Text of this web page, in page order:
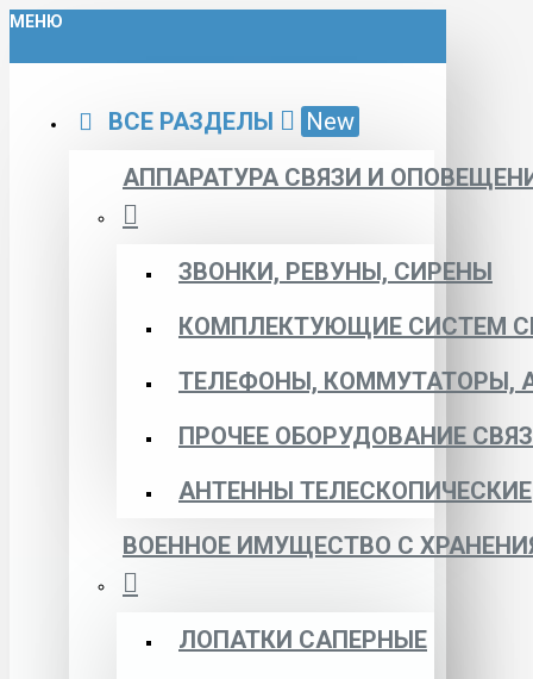
МЕНЮ
ВСЕ РАЗДЕЛЫ
New
АППАРАТУРА СВЯЗИ И
ЗВОНКИ, РЕВУНЫ, СИРЕНЫ
КОМПЛЕКТУЮЩИЕ СИСТЕМ
ТЕЛЕФОНЫ, КОММУТАТОРЫ,
ПРОЧЕЕ ОБОРУДОВАНИЕ
АНТЕННЫ ТЕЛЕСКОПИЧЕСКИЕ
ВОЕННОЕ ИМУЩЕСТВО С
ЛОПАТКИ САПЕРНЫЕ